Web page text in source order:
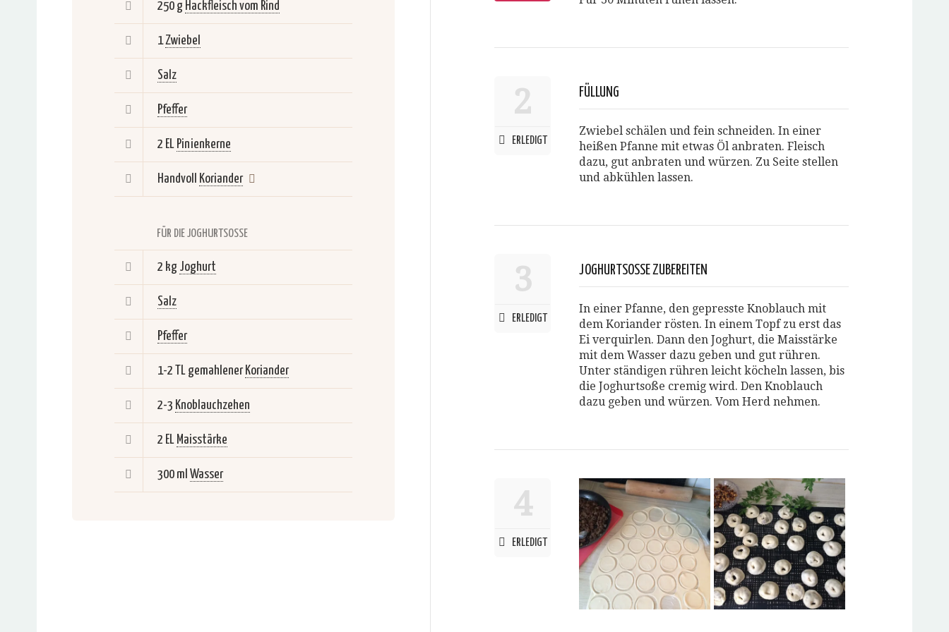
250 g Hackfleisch vom Rind
1Zwiebel
Salz
Pfeffer
2 EL Pinienkerne
Handvoll Koriander
FÜR DIE JOGHURTSOSSE
2 kg Joghurt
Salz
Pfeffer
1-2 TL gemahlener Koriander
2-3 Knoblauchzehen
2 EL Maisstärke
300 ml Wasser
2
ERLEDIGT
FÜLLUNG
Zwiebel schälen und fein schneiden. In einer
heißen Pfanne mit etwas Öl anbraten. Fleisch
dazu, gut anbraten und würzen. Zu Seite stellen
und abkühlen lassen.
3
ERLEDIGT
JOGHURTSOSSE ZUBEREITEN
In einer Pfanne, den gepresste Knoblauch mit
dem Koriander rösten. In einem Topf zu erst das
Ei verquirlen. Dann den Joghurt, die Maisstärke
mit dem Wasser dazu geben und gut rühren.
Unter ständigen rühren leicht köcheln lassen, bis
die Joghurtsoße cremig wird. Den Knoblauch
dazu geben und würzen. Vom Herd nehmen.
4
ERLEDIGT